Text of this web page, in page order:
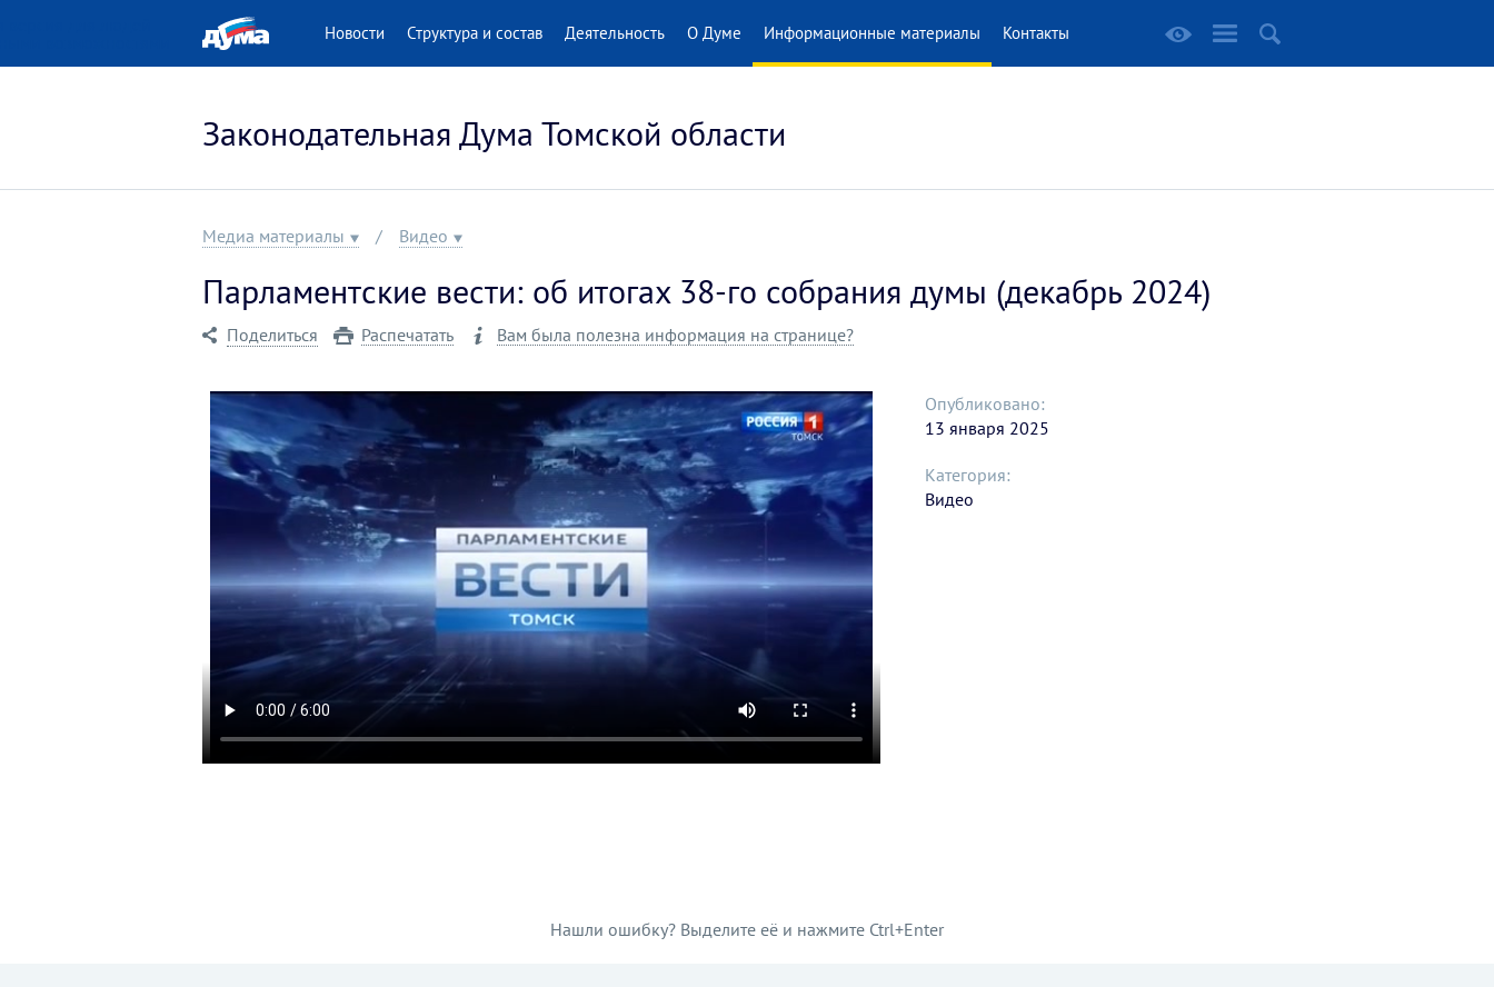
Новости Структура и состав Деятельность О Думе Информационные материалы Контакты
Законодательная Дума Томской области
Медиа материалы Видео
Парламентские вести: об итогах 38-го собрания думы (декабрь 2024)
Поделиться Распечатать Вам была полезна информация на странице?
Опубликовано:
13 января 2025
Категория:
Видео
Нашли ошибку? Выделите её и нажмите Ctrl+Enter